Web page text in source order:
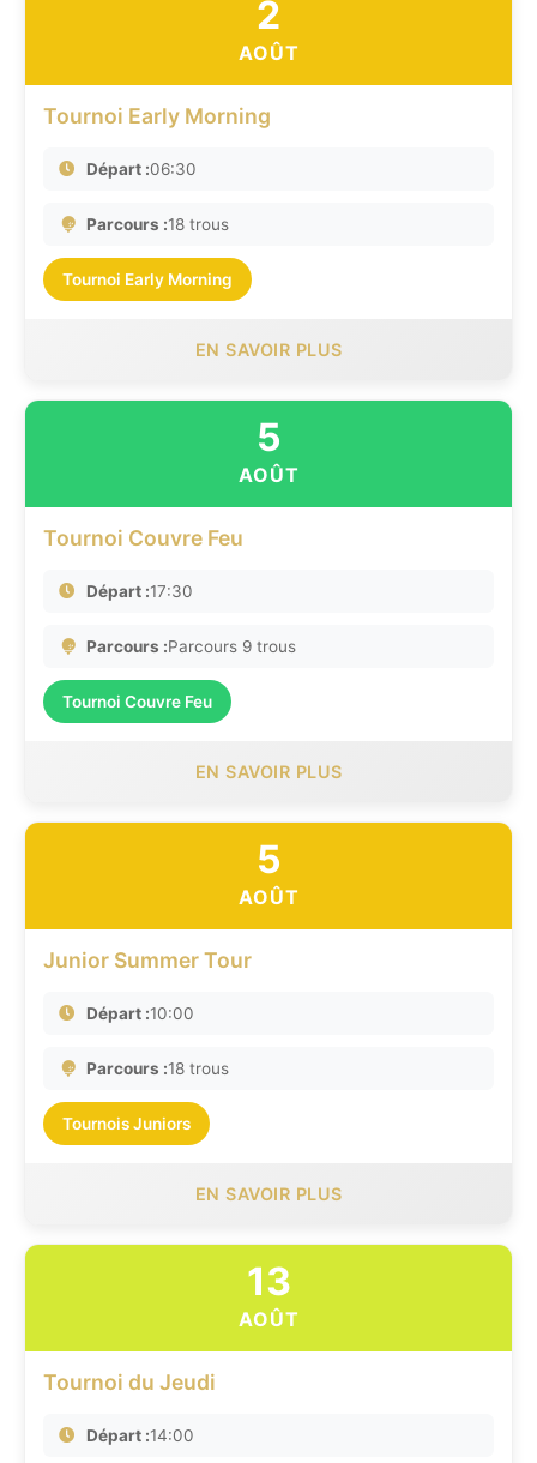
2
AOÛT
Tournoi Early Morning
Départ :06:30
Parcours :18 trous
Tournoi Early Morning
EN SAVOIR PLUS
5
AOÛT
Tournoi Couvre Feu
Départ :17:30
Parcours :Parcours 9 trous
Tournoi Couvre Feu
EN SAVOIR PLUS
5
AOÛT
Junior Summer Tour
Départ :10:00
Parcours :18 trous
Tournois Juniors
EN SAVOIR PLUS
13
AOÛT
Tournoi du Jeudi
Départ :14:00